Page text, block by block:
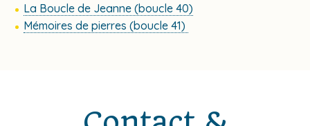
La Boucle de Jeanne (boucle 40)
Mémoires de pierres (boucle 41)